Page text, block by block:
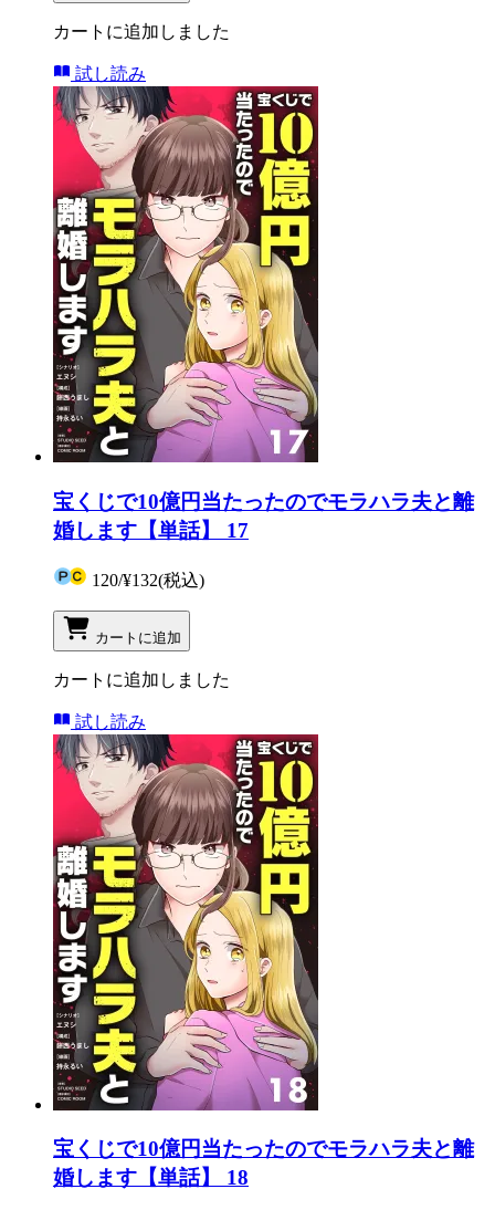
カートに追加しました
試し読み
宝くじで10億円当たったのでモラハラ夫と離
婚します【単話】 17
120/¥132(税込)
カートに追加
カートに追加しました
試し読み
宝くじで10億円当たったのでモラハラ夫と離
婚します【単話】 18